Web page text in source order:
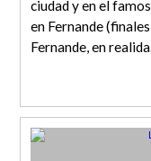
ciudad y en el
en Fernande
Fernande, en